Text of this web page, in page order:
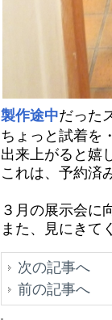
製作途中だった
ちょっと試着を
出来上がると嬉
これは、予約済
３月の展示会に
また、見にきて
次の記事へ
前の記事へ